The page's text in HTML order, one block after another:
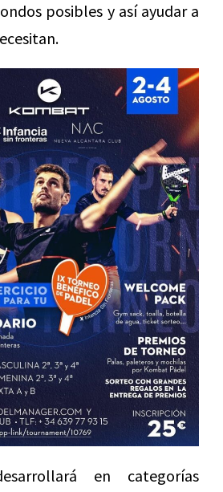
posibles y así ayudar a
en categorías